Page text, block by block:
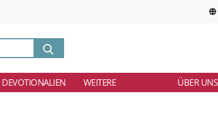
E-Mail
eingeben
DEVOTIONALIEN ÜBER UNS
WEITERE